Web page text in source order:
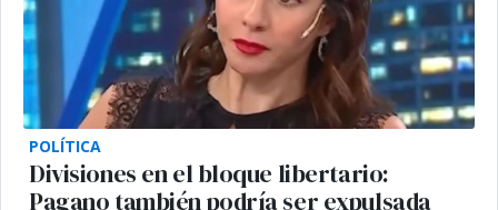
POLÍTICA
Divisiones en el bloque libertario:
Pagano también podría ser expulsada